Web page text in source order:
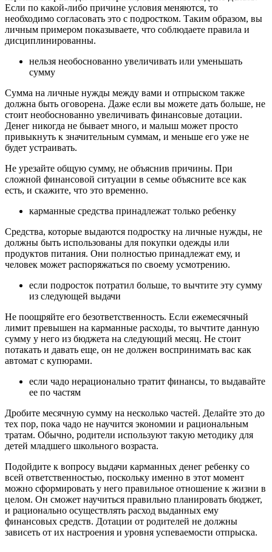
Если по какой-либо причине условия меняются, то
необходимо согласовать это с подростком. Таким образом, вы
личным примером показываете, что соблюдаете правила и
дисциплинированны.
нельзя необоснованно увеличивать или уменьшать
сумму
Сумма на личные нужды между вами и отпрыском также
должна быть оговорена. Даже если вы можете дать больше, не
стоит необоснованно увеличивать финансовые дотации.
Денег никогда не бывает много, и малыш может просто
привыкнуть к значительным суммам, и меньше его уже не
будет устраивать.
Не урезайте общую сумму, не объяснив причины. При
сложной финансовой ситуации в семье объясните все как
есть, и скажите, что это временно.
карманные средства принадлежат только ребенку
Средства, которые выдаются подростку на личные нужды, не
должны быть использованы для покупки одежды или
продуктов питания. Они полностью принадлежат ему, и
человек может распоряжаться по своему усмотрению.
если подросток потратил больше, то вычтите эту сумму
из следующей выдачи
Не поощряйте его безответственность. Если ежемесячный
лимит превышен на карманные расходы, то вычтите данную
сумму у него из бюджета на следующий месяц. Не стоит
потакать и давать еще, он не должен воспринимать вас как
автомат с купюрами.
если чадо нерационально тратит финансы, то выдавайте
ее по частям
Дробите месячную сумму на несколько частей. Делайте это до
тех пор, пока чадо не научится экономии и рациональным
тратам. Обычно, родители используют такую методику для
детей младшего школьного возраста.
Подойдите к вопросу выдачи карманных денег ребенку со
всей ответственностью, поскольку именно в этот момент
можно сформировать у него правильное отношение к жизни в
целом. Он сможет научиться правильно планировать бюджет,
и рационально осуществлять расход выданных ему
финансовых средств. Дотации от родителей не должны
зависеть от их настроения и уровня успеваемости отпрыска.